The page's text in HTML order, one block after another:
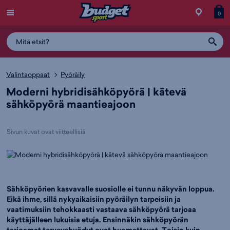
Siirry
0
Valintaoppaat Pyöräily
Moderni hybridisähköpyörä | kätevä
sähköpyörä maantieajoon
Sivun kuvat ovat viitteellisiä
Sähköpyörien kasvavalle suosiolle ei tunnu näkyvän loppua.
Eikä ihme, sillä nykyaikaisiin pyöräilyn tarpeisiin ja
vaatimuksiin tehokkaasti vastaava sähköpyörä tarjoaa
käyttäjälleen lukuisia etuja. Ensinnäkin sähköpyörän